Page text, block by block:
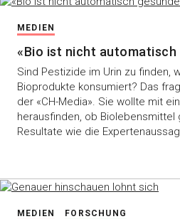
MEDIEN
«Bio ist nicht automatisch
Sind Pestizide im Urin zu finden,
Bioprodukte konsumiert? Das
der «CH-Media». Sie wollte mit
herausfinden, ob Biolebensmittel
Resultate wie die
MEDIEN FORSCHUNG